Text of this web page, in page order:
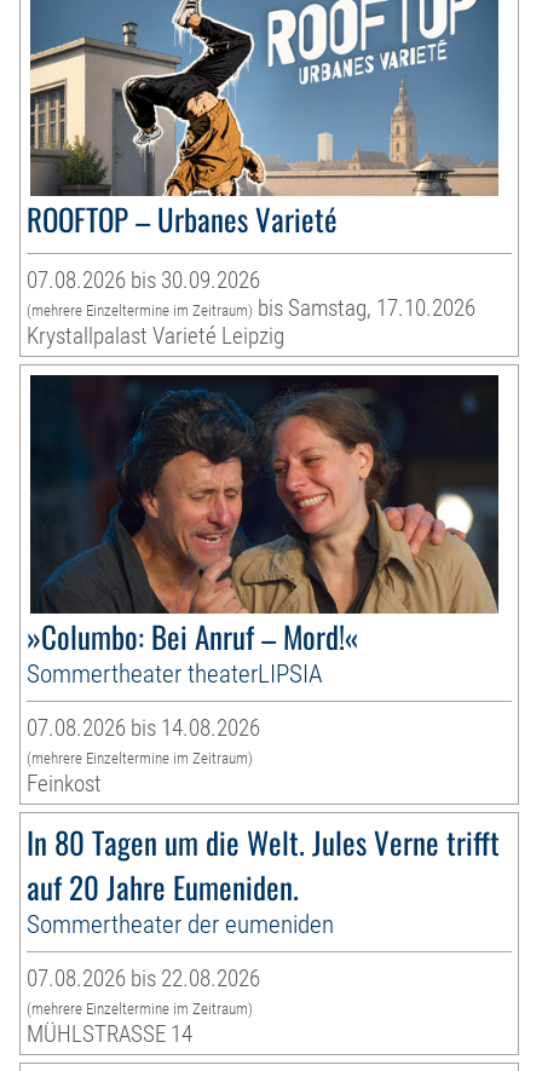
ROOFTOP – Urbanes Varieté
07.08.2026 bis 30.09.2026
(mehrere Einzeltermine im Zeitraum) bis Samstag, 17.10.2026
Krystallpalast Varieté Leipzig
»Columbo: Bei Anruf – Mord!«
Sommertheater theaterLIPSIA
07.08.2026 bis 14.08.2026
(mehrere Einzeltermine im Zeitraum)
Feinkost
In 80 Tagen um die Welt. Jules Verne trifft
auf 20 Jahre Eumeniden.
Sommertheater der eumeniden
07.08.2026 bis 22.08.2026
(mehrere Einzeltermine im Zeitraum)
MÜHLSTRASSE 14